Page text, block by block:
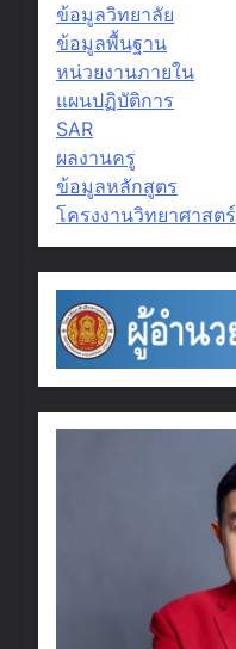
ข้อมูลวิทยาลัย
ข้อมูลพื้นฐาน
หน่วยงานภายใน
แผนปฏิบัติการ
SAR
ผลงานครู
ข้อมูลหลักสูตร
โครงงานวิทยาศาสตร์